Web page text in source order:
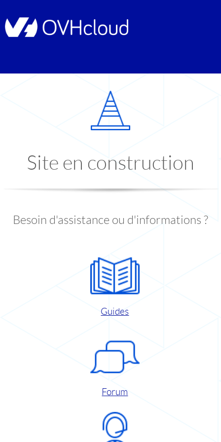
Site en construction
Besoin d'assistance ou d'informations ?
Guides
Forum